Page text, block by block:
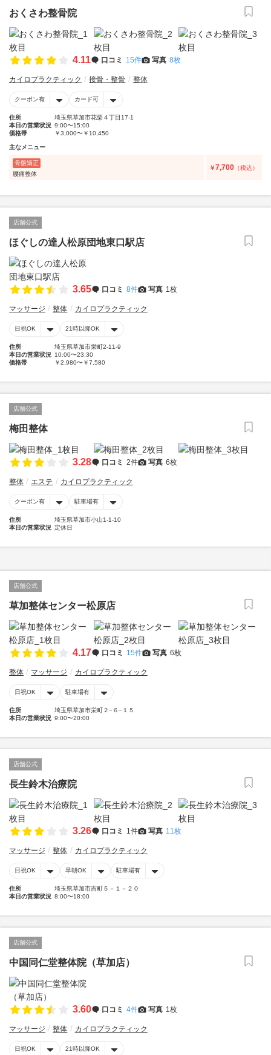
おくさわ整骨院
4.11 口コミ 15件 写真 8枚
カイロプラクティック 接骨・整骨 整体
クーポン有 カード可
住所
埼玉県草加市花栗４丁目17-1
本日の営業状況 9:00〜15:00
価格帯
￥3,000〜￥10,450
主なメニュー
骨盤矯正
腰痛整体
￥7,700 （税込）
店舗公式
ほぐしの達人松原団地東口駅店
3.65 口コミ 8件 写真 1枚
マッサージ 整体 カイロプラクティック
日祝OK 21時以降OK
住所
埼玉県草加市栄町2-11-9
本日の営業状況 10:00〜23:30
価格帯
￥2,980〜￥7,580
店舗公式
梅田整体
3.28 口コミ 2件 写真 6枚
整体 エステ カイロプラクティック
クーポン有 駐車場有
住所
埼玉県草加市小山1-1-10
本日の営業状況 定休日
店舗公式
草加整体センター松原店
4.17 口コミ 15件 写真 6枚
整体 マッサージ カイロプラクティック
日祝OK 駐車場有
住所
埼玉県草加市栄町２−６−１５
本日の営業状況 9:00〜20:00
店舗公式
長生鈴木治療院
3.26 口コミ 1件 写真 11枚
マッサージ 整体 カイロプラクティック
日祝OK 早朝OK 駐車場有
住所
埼玉県草加市吉町５－１－２０
本日の営業状況 8:00〜18:00
店舗公式
中国同仁堂整体院（草加店）
3.60 口コミ 4件 写真 1枚
マッサージ 整体 カイロプラクティック
日祝OK 21時以降OK